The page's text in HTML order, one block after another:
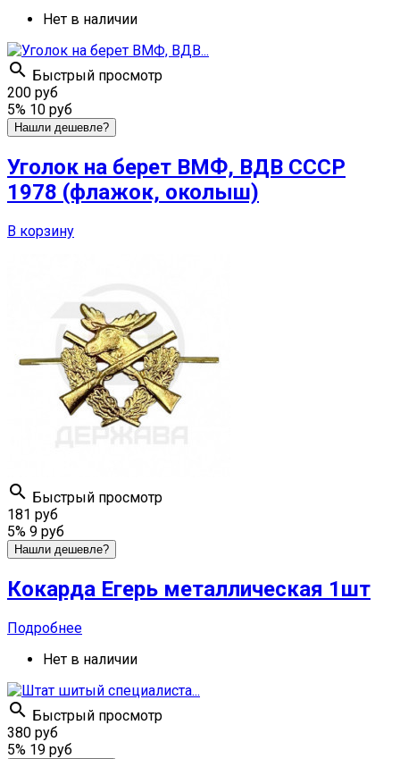
Нет в наличии
 Быстрый просмотр
200 руб
5% 10 руб
Нашли дешевле?
Уголок на берет ВМФ, ВДВ СССР
1978 (флажок, околыш)
В корзину
 Быстрый просмотр
181 руб
5% 9 руб
Нашли дешевле?
Кокарда Егерь металлическая 1шт
Подробнее
Нет в наличии
 Быстрый просмотр
380 руб
5% 19 руб